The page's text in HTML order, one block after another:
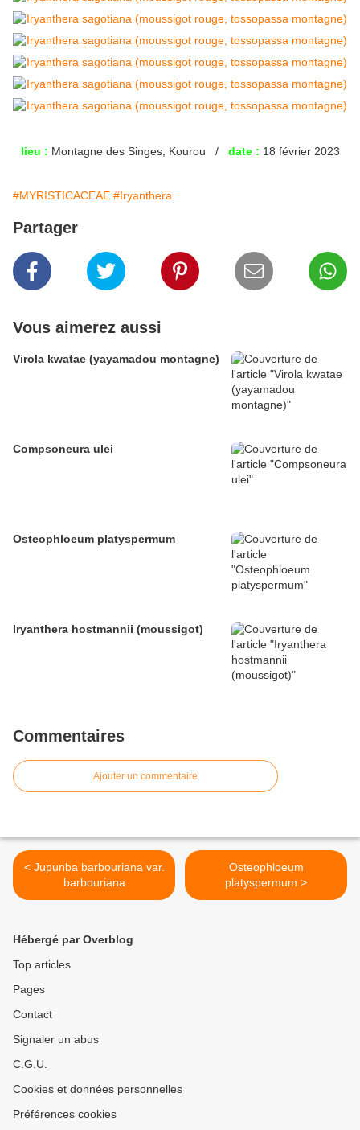
lieu : Montagne des Singes, Kourou / date : 18 février 2023
#MYRISTICACEAE #Iryanthera
Partager
Vous aimerez aussi
Virola kwatae (yayamadou montagne)
Compsoneura ulei
Osteophloeum platyspermum
Iryanthera hostmannii (moussigot)
Commentaires
Ajouter un commentaire
< Jupunba barbouriana var.
barbouriana
Osteophloeum
platyspermum >
Hébergé par Overblog
Top articles
Pages
Contact
Signaler un abus
C.G.U.
Cookies et données personnelles
Préférences cookies